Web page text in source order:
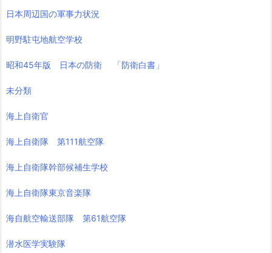
日本周辺国の軍事力状況
明野駐屯地航空学校
昭和45年版 日本の防衛 「防衛白書」
未分類
海上自衛官
海上自衛隊 第111航空隊
海上自衛隊幹部候補生学校
海上自衛隊東京音楽隊
海自航空輸送部隊 第61航空隊
潜水医学実験隊